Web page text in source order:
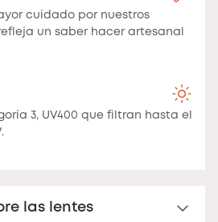
cuidado por nuestros
un saber hacer artesanal
3, UV400 que filtran hasta el
las lentes